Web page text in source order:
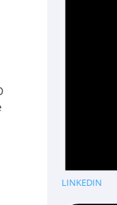
LINKEDIN